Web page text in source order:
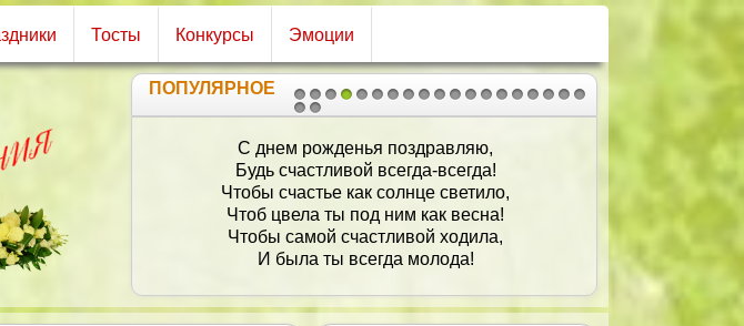
Тосты Конкурсы Эмоции
1 2
2021
ПОПУЛЯРНОЕ
С днем рожденья поздравляю,
Будь счастливой всегда-всегда!
Чтобы счастье как солнце светило,
Чтоб цвела ты под ним как весна!
Чтобы самой счастливой ходила,
И была ты всегда молода!